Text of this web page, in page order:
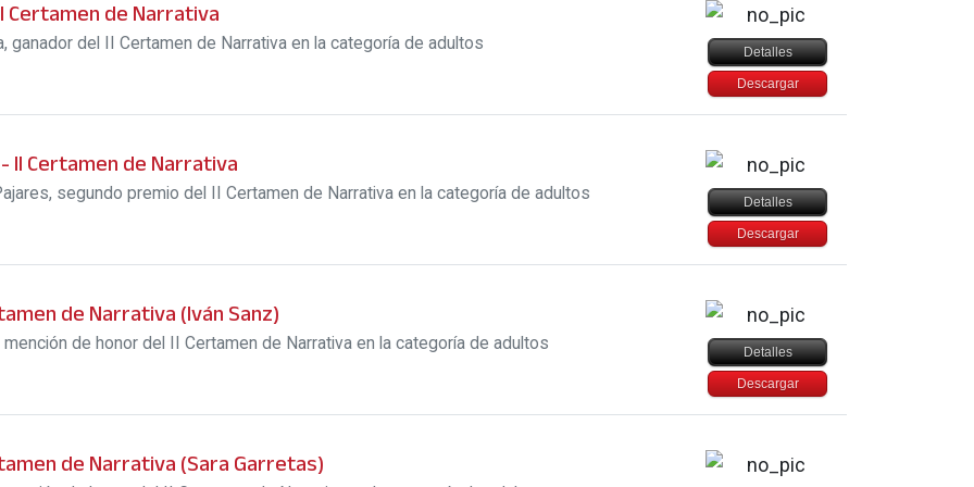
Certamen de Narrativa
ganador del II Certamen de Narrativa en la categoría de adultos Detalles
Descargar
II Certamen de Narrativa
segundo premio del II Certamen de Narrativa en la categoría de adultos Detalles
Descargar
de Narrativa (Iván Sanz)
de honor del II Certamen de Narrativa en la categoría de adultos Detalles
Descargar
de Narrativa (Sara Garretas)